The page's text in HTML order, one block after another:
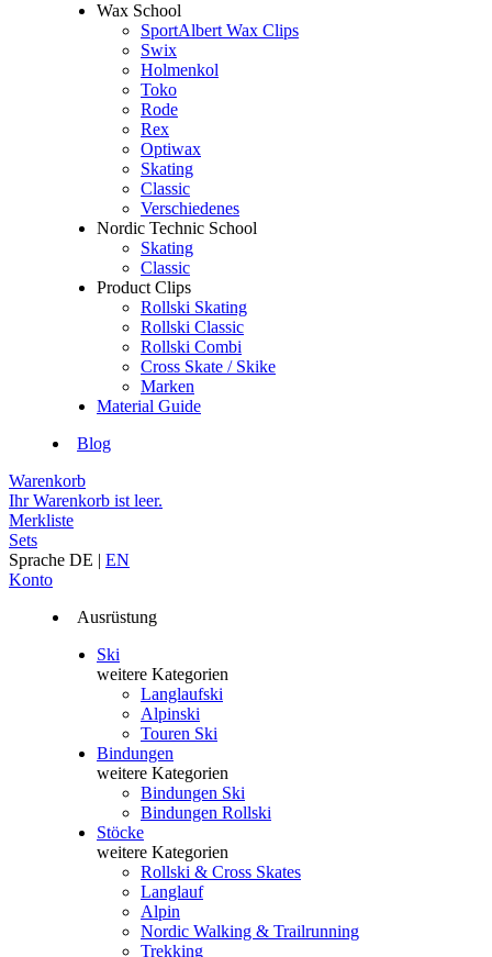
Wax School
SportAlbert Wax Clips
Swix
Holmenkol
Toko
Rode
Rex
Optiwax
Skating
Classic
Verschiedenes
Nordic Technic School
Skating
Classic
Product Clips
Rollski Skating
Rollski Classic
Rollski Combi
Cross Skate / Skike
Marken
Material Guide
Blog
Warenkorb
Ihr Warenkorb ist leer.
Merkliste
Sets
Sprache DE | EN
Konto
Ausrüstung
Ski
weitere Kategorien
Langlaufski
Alpinski
Touren Ski
Bindungen
weitere Kategorien
Bindungen Ski
Bindungen Rollski
Stöcke
weitere Kategorien
Rollski & Cross Skates
Langlauf
Alpin
Nordic Walking & Trailrunning
Trekking